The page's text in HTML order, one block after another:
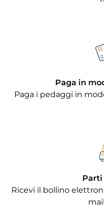
Paga in
Paga i pedaggi in
Parti
Ricevi il bollino